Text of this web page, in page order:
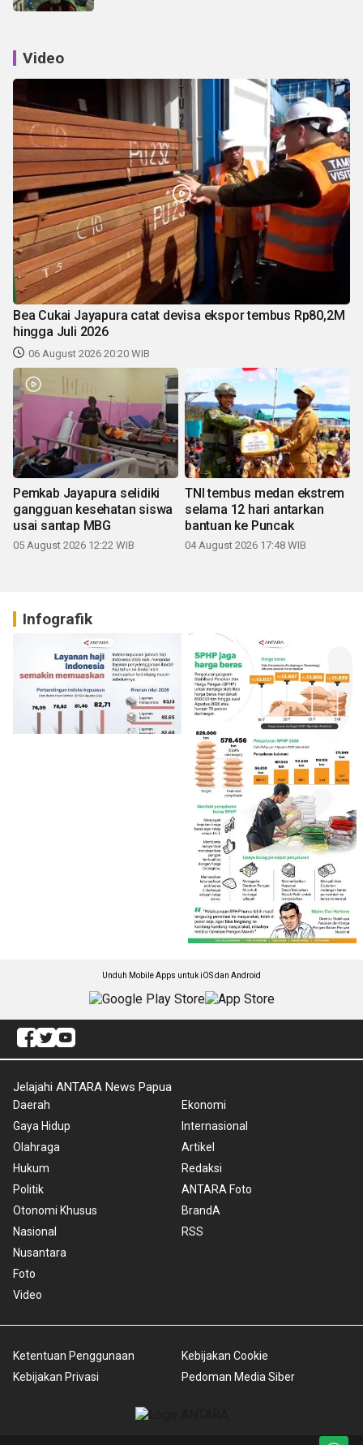
Video
Bea Cukai Jayapura catat devisa ekspor tembus Rp80,2M
hingga Juli 2026
06 August 2026 20:20 WIB
Pemkab Jayapura selidiki
gangguan kesehatan siswa
usai santap MBG
05 August 2026 12:22 WIB
TNI tembus medan ekstrem
selama 12 hari antarkan
bantuan ke Puncak
04 August 2026 17:48 WIB
Infografik
Unduh Mobile Apps untuk iOS dan Android
Jelajahi ANTARA News Papua
Daerah
Gaya Hidup
Olahraga
Hukum
Politik
Otonomi Khusus
Nasional
Nusantara
Foto
Video
Ekonomi
Internasional
Artikel
Redaksi
ANTARA Foto
BrandA
RSS
Ketentuan Penggunaan
Kebijakan Privasi
Kebijakan Cookie
Pedoman Media Siber